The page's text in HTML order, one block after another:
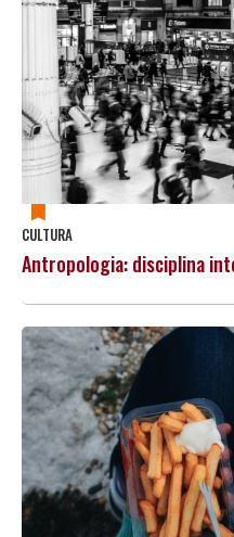
CULTURA
Antropologia: disciplina